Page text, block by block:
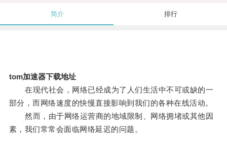
简介 排行
tom加速器下载地址
在现代社会，网络已经成为了人们生活中不可或缺的一
部分，而网络速度的快慢直接影响到我们的各种在线活动。
然而，由于网络运营商的地域限制、网络拥堵或其他因
素，我们常常会面临网络延迟的问题。